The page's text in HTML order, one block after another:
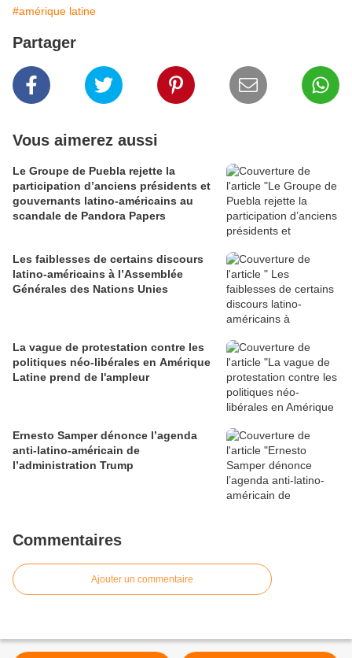
#amérique latine
Partager
Vous aimerez aussi
Le Groupe de Puebla rejette la
participation d’anciens présidents et
gouvernants latino-américains au
scandale de Pandora Papers
Les faiblesses de certains discours
latino-américains à l’Assemblée
Générales des Nations Unies
La vague de protestation contre les
politiques néo-libérales en Amérique
Latine prend de l'ampleur
Ernesto Samper dénonce l’agenda
anti-latino-américain de
l’administration Trump
Commentaires
Ajouter un commentaire